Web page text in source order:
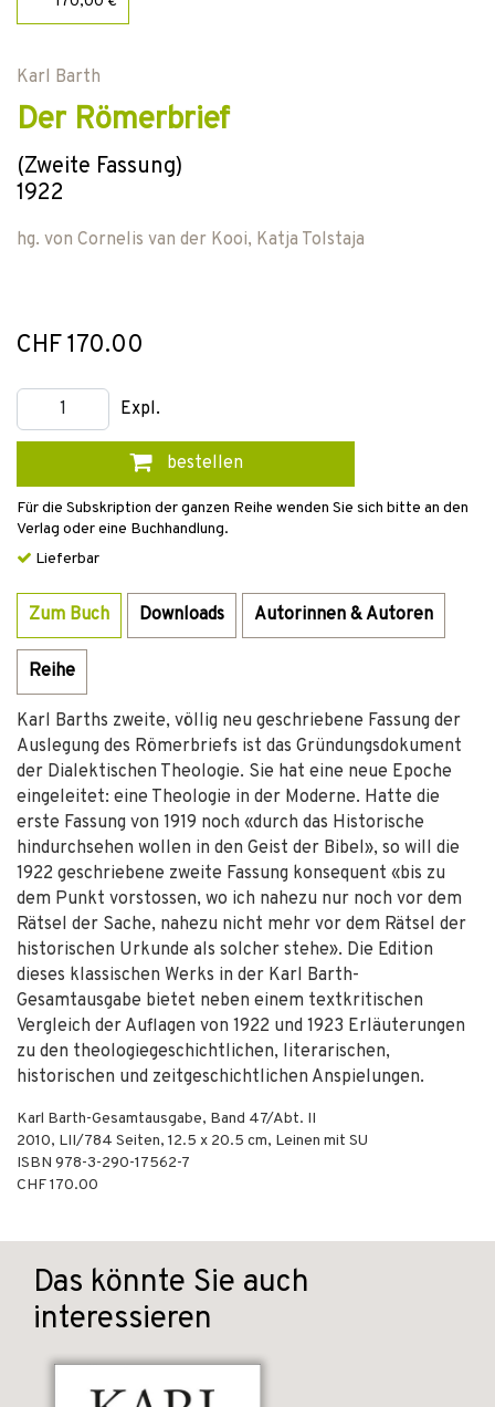
Karl Barth
Der Römerbrief
(Zweite Fassung)
1922
hg. von Cornelis van der Kooi, Katja Tolstaja
CHF 170.00
Expl.
bestellen
Für die Subskription der ganzen Reihe wenden Sie sich bitte an den
Verlag oder eine Buchhandlung.
Lieferbar
Zum Buch Downloads Autorinnen & Autoren
Reihe
Karl Barths zweite, völlig neu geschriebene Fassung der
Auslegung des Römerbriefs ist das Gründungsdokument
der Dialektischen Theologie. Sie hat eine neue Epoche
eingeleitet: eine Theologie in der Moderne. Hatte die
erste Fassung von 1919 noch «durch das Historische
hindurchsehen wollen in den Geist der Bibel», so will die
1922 geschriebene zweite Fassung konsequent «bis zu
dem Punkt vorstossen, wo ich nahezu nur noch vor dem
Rätsel der Sache, nahezu nicht mehr vor dem Rätsel der
historischen Urkunde als solcher stehe». Die Edition
dieses klassischen Werks in der Karl Barth-
Gesamtausgabe bietet neben einem textkritischen
Vergleich der Auflagen von 1922 und 1923 Erläuterungen
zu den theologiegeschichtlichen, literarischen,
historischen und zeitgeschichtlichen Anspielungen.
Karl Barth-Gesamtausgabe, Band 47/Abt. II
2010, LII/784 Seiten, 12.5 x 20.5 cm, Leinen mit SU
ISBN 978-3-290-17562-7
CHF 170.00
Das könnte Sie auch
interessieren